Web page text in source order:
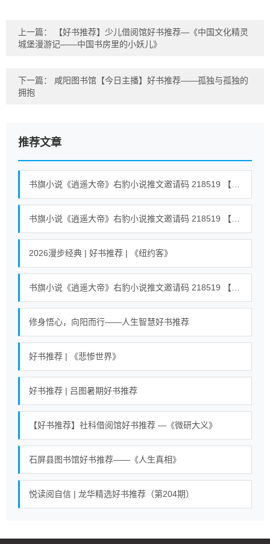
上一篇：
【好书推荐】少儿借阅馆好书推荐—《中国文化精灵
城堡漫游记——中国书房里的小妖儿》
下一篇： 咸阳图书馆【今日主播】好书推荐——孤独与孤独的
拥抱
推荐文章
2026漫步经典 | 好书推荐 | 《纽约客》
修身悟心，向阳而行——人生智慧好书推荐
好书推荐 | 《悲惨世界》
好书推荐 | 吕图暑期好书推荐
【好书推荐】社科借阅馆好书推荐 —《微研大义》
石屏县图书馆好书推荐——《人生真相》
悦读阅自信 | 龙华精选好书推荐（第204期）